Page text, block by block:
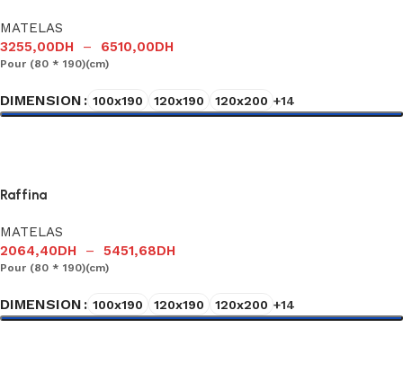
MATELAS
3255,00DH – 6510,00DH
Pour (80 * 190)(cm)
DIMENSION 100x190 120x190 120x200 +14
Raffina
MATELAS
2064,40DH – 5451,68DH
Pour (80 * 190)(cm)
DIMENSION 100x190 120x190 120x200 +14